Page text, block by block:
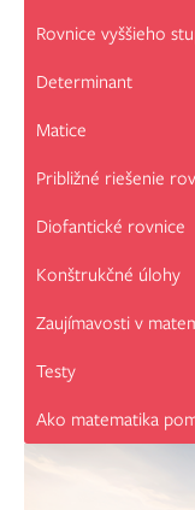
Rovnice vyššieho
Determinant
Matice
Približné riešenie
Diofantické rovnice
Konštrukčné úlohy
Zaujímavosti v
Testy
Ako matematika